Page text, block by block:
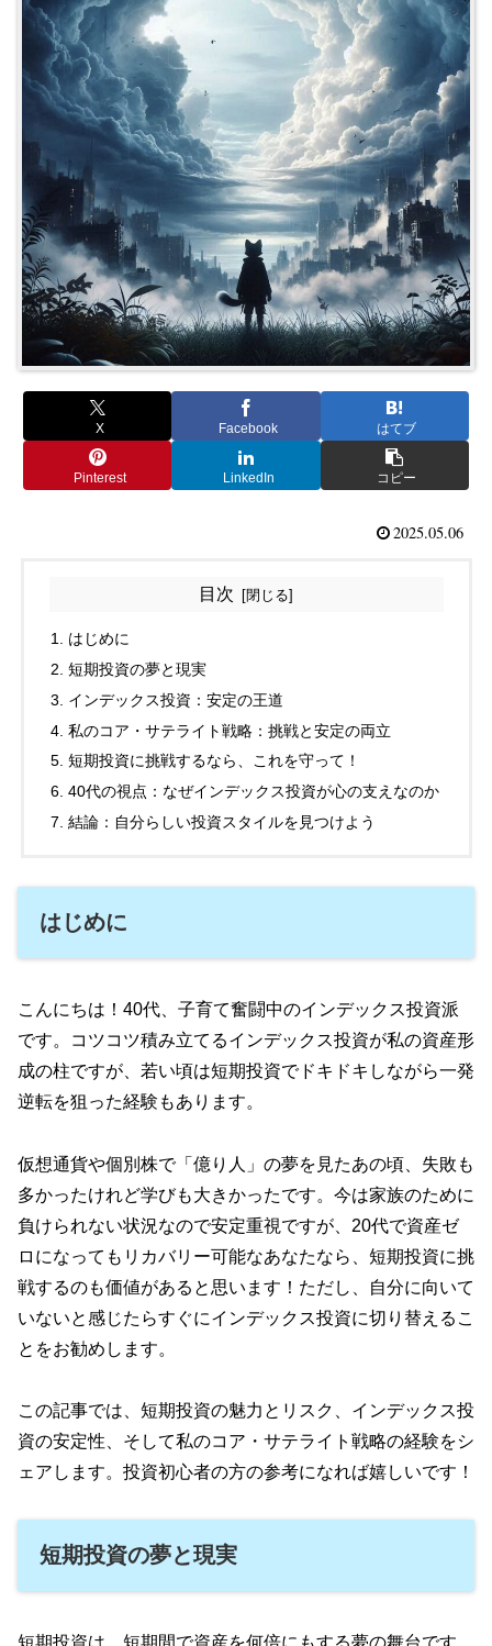
X Facebook はてブ
Pinterest LinkedIn コピー
2025.05.06
目次
はじめに
短期投資の夢と現実
インデックス投資：安定の王道
私のコア・サテライト戦略：挑戦と安定の両立
短期投資に挑戦するなら、これを守って！
40代の視点：なぜインデックス投資が心の支えなのか
結論：自分らしい投資スタイルを見つけよう
はじめに
こんにちは！40代、子育て奮闘中のインデックス投資派
です。コツコツ積み立てるインデックス投資が私の資産形
成の柱ですが、若い頃は短期投資でドキドキしながら一発
逆転を狙った経験もあります。
仮想通貨や個別株で「億り人」の夢を見たあの頃、失敗も
多かったけれど学びも大きかったです。今は家族のために
負けられない状況なので安定重視ですが、20代で資産ゼ
ロになってもリカバリー可能なあなたなら、短期投資に挑
戦するのも価値があると思います！ただし、自分に向いて
いないと感じたらすぐにインデックス投資に切り替えるこ
とをお勧めします。
この記事では、短期投資の魅力とリスク、インデックス投
資の安定性、そして私のコア・サテライト戦略の経験をシ
ェアします。投資初心者の方の参考になれば嬉しいです！
短期投資の夢と現実
短期投資は、短期間で資産を何倍にもする夢の舞台です。